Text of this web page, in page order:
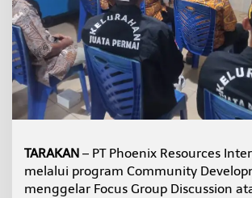
l
,
P
P
R
I
l
a
r
TARAKAN – PT Phoenix Resources
melalui program Community
menggelar Focus Group Discussion